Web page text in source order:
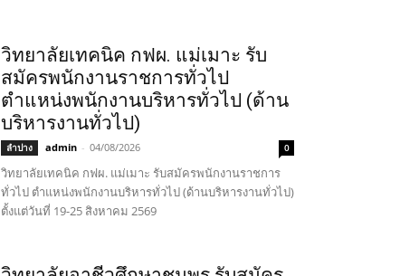
วิทยาลัยเทคนิค กฟผ. แม่เมาะ รับ
สมัครพนักงานราชการทั่วไป
ตำแหน่งพนักงานบริหารทั่วไป (ด้าน
บริหารงานทั่วไป)
ลำปาง admin - 04/08/2026 0
วิทยาลัยเทคนิค กฟผ. แม่เมาะ รับสมัครพนักงานราชการ
ทั่วไป ตำแหน่งพนักงานบริหารทั่วไป (ด้านบริหารงานทั่วไป)
ตั้งแต่วันที่ 19-25 สิงหาคม 2569